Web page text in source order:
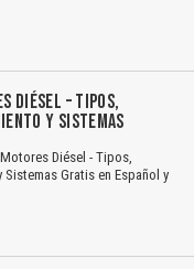
DIÉSEL – TIPOS,
Y SISTEMAS
Diésel - Tipos,
Gratis en Español y